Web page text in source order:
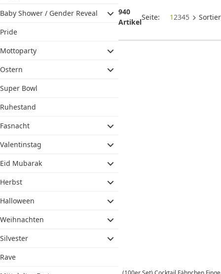
Baby Shower / Gender Reveal
Pride
Mottoparty
Ostern
Super Bowl
Ruhestand
Fasnacht
Valentinstag
Eid Mubarak
Herbst
Halloween
Weihnachten
Silvester
Rave
940
Artikel
Seite: 12345